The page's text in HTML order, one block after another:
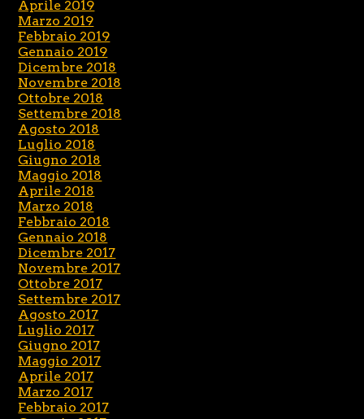
Aprile 2019
Marzo 2019
Febbraio 2019
Gennaio 2019
Dicembre 2018
Novembre 2018
Ottobre 2018
Settembre 2018
Agosto 2018
Luglio 2018
Giugno 2018
Maggio 2018
Aprile 2018
Marzo 2018
Febbraio 2018
Gennaio 2018
Dicembre 2017
Novembre 2017
Ottobre 2017
Settembre 2017
Agosto 2017
Luglio 2017
Giugno 2017
Maggio 2017
Aprile 2017
Marzo 2017
Febbraio 2017